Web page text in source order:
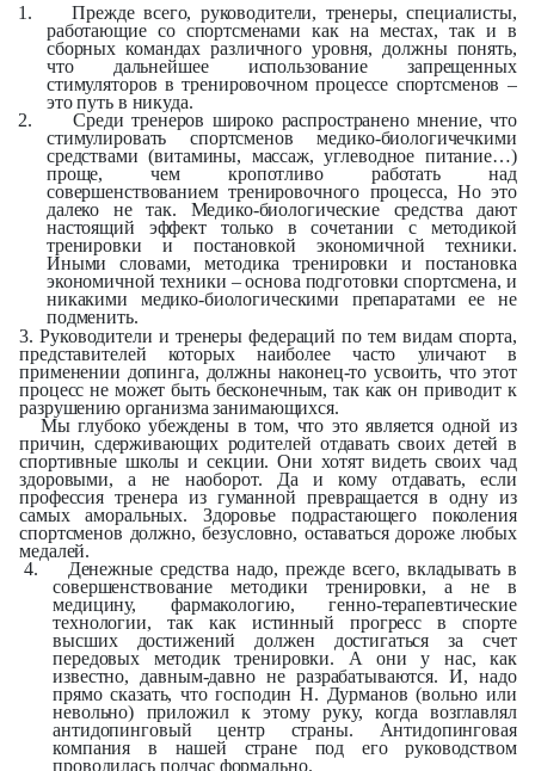
1.
Прежде всего, руководители, тренеры, специалисты,
работающие со спортсменами как на местах, так и в
сборных командах различного уровня, должны понять,
что дальнейшее использование запрещенных
стимуляторов в тренировочном процессе спортсменов –
это путь в никуда.
2.
Среди тренеров широко распространено мнение, что
стимулировать спортсменов медико-биологичечкими
средствами (витамины, массаж, углеводное питание…)
проще, чем кропотливо работать над
совершенствованием тренировочного процесса, Но это
далеко не так. Медико-биологические средства дают
настоящий эффект только в сочетании с методикой
тренировки и постановкой экономичной техники.
Иными словами, методика тренировки и постановка
экономичной техники – основа подготовки спортсмена, и
никакими медико-биологическими препаратами ее не
подменить.
3. Руководители и тренеры федераций по тем видам спорта,
представителей которых наиболее часто уличают в
применении допинга, должны наконец-то усвоить, что этот
процесс не может быть бесконечным, так как он приводит к
разрушению организма занимающихся.
Мы глубоко убеждены в том, что это является одной из
причин, сдерживающих родителей отдавать своих детей в
спортивные школы и секции. Они хотят видеть своих чад
здоровыми, а не наоборот. Да и кому отдавать, если
профессия тренера из гуманной превращается в одну из
самых аморальных. Здоровье подрастающего поколения
спортсменов должно, безусловно, оставаться дороже любых
медалей.
4.
Денежные средства надо, прежде всего, вкладывать в
совершенствование методики тренировки, а не в
медицину, фармакологию, генно-терапевтические
технологии, так как истинный прогресс в спорте
высших достижений должен достигаться за счет
передовых методик тренировки. А они у нас, как
известно, давным-давно не разрабатываются. И, надо
прямо сказать, что господин Н. Дурманов (вольно или
невольно) приложил к этому руку, когда возглавлял
антидопинговый центр страны. Антидопинговая
компания в нашей стране под его руководством
проводилась подчас формально.